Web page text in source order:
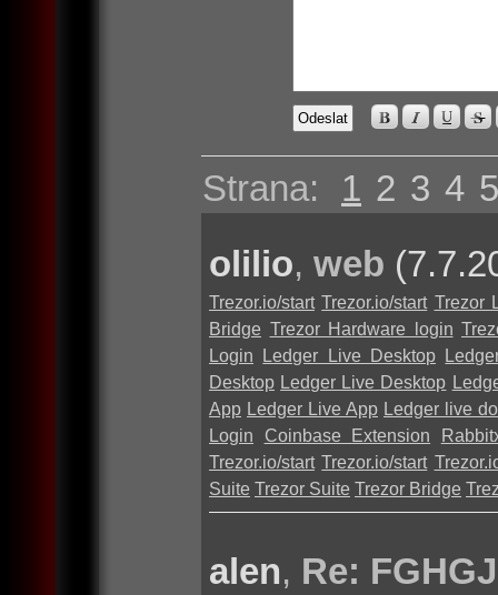
Strana: 1 2 3 4 5
olilio, web
Trezor.io/start Trezor.io/start Trezor
Bridge Trezor Hardware login
Login
Ledger Live Desktop
Desktop Ledger Live Desktop
App Ledger Live App Ledger live
Login
Coinbase Extension
Trezor.io/start Trezor.io/start
Suite Trezor Suite Trezor Bridge
alen, Re: FGHGJ